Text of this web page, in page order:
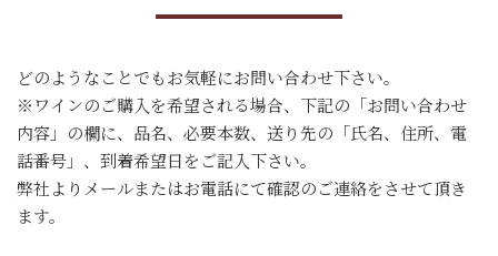
どのようなことでもお気軽にお問い合わせ下さい。
※ワインのご購入を希望される場合、下記の「お問い合わせ
内容」の欄に、品名、必要本数、送り先の「氏名、住所、電
話番号」、到着希望日をご記入下さい。
弊社よりメールまたはお電話にて確認のご連絡をさせて頂き
ます。